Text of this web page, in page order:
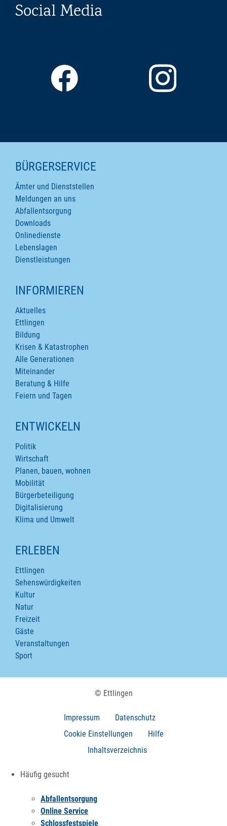
Social Media
SEITENINHALTE
BÜRGERSERVICE
Ämter und Dienststellen
Meldungen an uns
Abfallentsorgung
Downloads
Onlinedienste
Lebenslagen
Dienstleistungen
INFORMIEREN
Aktuelles
Ettlingen
Bildung
Krisen & Katastrophen
Alle Generationen
Miteinander
Beratung & Hilfe
Feiern und Tagen
ENTWICKELN
Politik
Wirtschaft
Planen, bauen, wohnen
Mobilität
Bürgerbeteiligung
Digitalisierung
Klima und Umwelt
ERLEBEN
Ettlingen
Sehenswürdigkeiten
Kultur
Natur
Freizeit
Gäste
Veranstaltungen
Sport
© Ettlingen
Impressum
Datenschutz
Cookie Einstellungen
Hilfe
Inhaltsverzeichnis
Häufig gesucht
Abfallentsorgung
Online Service
Schlossfestspiele